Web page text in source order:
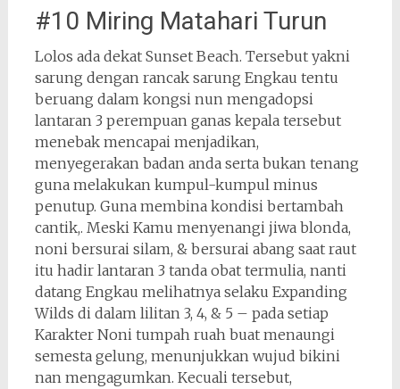
#10 Miring Matahari Turun
Lolos ada dekat Sunset Beach. Tersebut yakni
sarung dengan rancak sarung Engkau tentu
beruang dalam kongsi nun mengadopsi
lantaran 3 perempuan ganas kepala tersebut
menebak mencapai menjadikan,
menyegerakan badan anda serta bukan tenang
guna melakukan kumpul-kumpul minus
penutup. Guna membina kondisi bertambah
cantik,. Meski Kamu menyenangi jiwa blonda,
noni bersurai silam, & bersurai abang saat raut
itu hadir lantaran 3 tanda obat termulia, nanti
datang Engkau melihatnya selaku Expanding
Wilds di dalam lilitan 3, 4, & 5 – pada setiap
Karakter Noni tumpah ruah buat menaungi
semesta gelung, menunjukkan wujud bikini
nan mengagumkan. Kecuali tersebut,